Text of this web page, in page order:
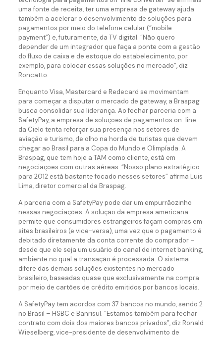
uma fonte de receita, ter uma empresa de gateway ajuda
também a acelerar o desenvolvimento de soluções para
pagamentos por meio do telefone celular (“mobile
payment”) e, futuramente, da TV digital. “Não quero
depender de um integrador que faça a ponte com a gestão
do fluxo de caixa e de estoque do estabelecimento, por
exemplo, para colocar essas soluções no mercado”, diz
Roncatto.
Enquanto Visa, Mastercard e Redecard se movimentam
para começar a disputar o mercado de gateway, a Braspag
busca consolidar sua liderança. Ao fechar parceria com a
SafetyPay, a empresa de soluções de pagamentos on-line
da Cielo tenta reforçar sua presença nos setores de
aviação e turismo, de olho na horda de turistas que devem
chegar ao Brasil para a Copa do Mundo e Olimpíada. A
Braspag, que tem hoje a TAM como cliente, está em
negociações com outras aéreas. “Nosso plano estratégico
para 2012 está bastante focado nesses setores” afirma Luis
Lima, diretor comercial da Braspag.
A parceria com a SafetyPay pode dar um empurrãozinho
nessas negociações. A solução da empresa americana
permite que consumidores estrangeiros façam compras em
sites brasileiros (e vice-versa), uma vez que o pagamento é
debitado diretamente da conta corrente do comprador –
desde que ele seja um usuário do canal de internet banking,
ambiente no qual a transação é processada. O sistema
difere das demais soluções existentes no mercado
brasileiro, baseadas quase que exclusivamente na compra
por meio de cartões de crédito emitidos por bancos locais.
A SafetyPay tem acordos com 37 bancos no mundo, sendo 2
no Brasil – HSBC e Banrisul. “Estamos também para fechar
contrato com dois dos maiores bancos privados”, diz Ronald
Wieselberg, vice-presidente de desenvolvimento de